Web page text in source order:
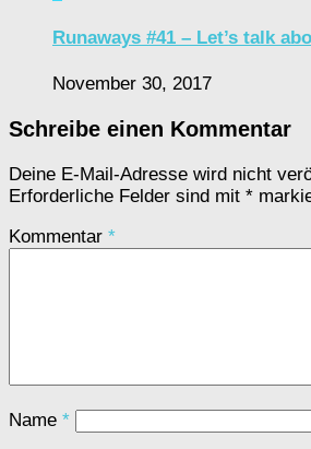
Runaways #41 – Let’s talk
November 30, 2017
Schreibe einen Kommentar
Deine E-Mail-Adresse wird nicht
Erforderliche Felder sind mit *
Kommentar *
Name *